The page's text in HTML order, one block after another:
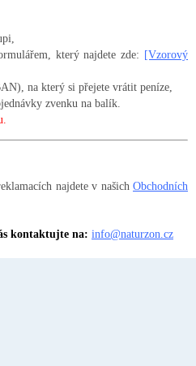
který najdete zde: [Vzorový
na který si přejete vrátit peníze,
zvenku na balík.
najdete v našich Obchodních
kontaktujte na: info@naturzon.cz